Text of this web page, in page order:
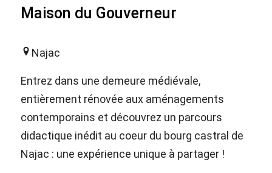
Maison du Gouverneur
Najac
Entrez dans une demeure médiévale,
entièrement rénovée aux aménagements
contemporains et découvrez un parcours
didactique inédit au coeur du bourg castral de
Najac : une expérience unique à partager !